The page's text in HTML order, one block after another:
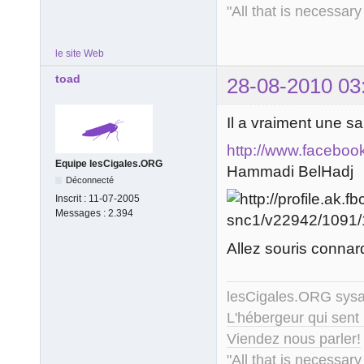
"All that is
le site Web
toad 28-08-2010
Equipe lesCigales.ORG
Déconnecté
Inscrit : 11-07-2005
Messages : 2.394
Il a vraiment une
http://
Hammadi BelHadj
Allez souris
lesCigales.ORG
L'hébergeur qui
Viendez nous parler!
"All that is